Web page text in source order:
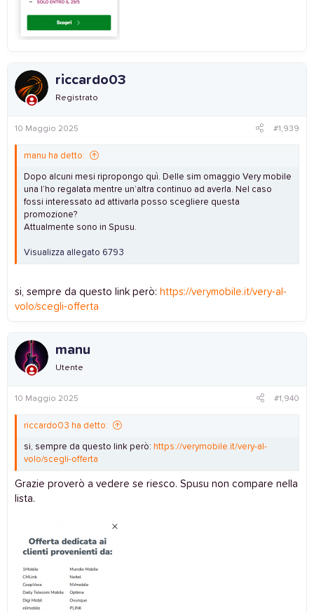
riccardo03
Registrato
10 Maggio 2025 #1,939
manu ha detto:
Dopo alcuni mesi ripropongo quì. Delle sim omaggio Very mobile
una l’ho regalata mentre un’altra continuo ad averla. Nel caso
fossi interessato ad attivarla posso scegliere questa
promozione?
Attualmente sono in Spusu.
Visualizza allegato 6793
si, sempre da questo link però: https://verymobile.it/very-al-
volo/scegli-offerta
manu
Utente
10 Maggio 2025 #1,940
riccardo03 ha detto:
si, sempre da questo link però: https://verymobile.it/very-al-
volo/scegli-offerta
Grazie proverò a vedere se riesco. Spusu non compare nella
lista.